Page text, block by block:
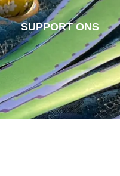
SUPPORT ONS